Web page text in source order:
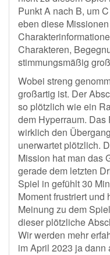
Punkt A nach B, um
eben diese
Charakteren,
stimmungsmäßig
Wobei streng
großartig ist. Der
so plötzlich wie ein
dem Hyperraum.
wirklich den
unerwartet plötzlich.
Mission hat man das
gerade dem letzten
Spiel in gefühlt 30
Moment frustriert
Meinung zu dem
dieser plötzliche
Wir werden mehr
im April 2023 ja dann